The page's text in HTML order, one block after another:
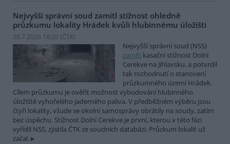
Nejvyšší správní soud zamítl stížnost ohledně
průzkumu lokality Hrádek kvůli hlubinnému úložišti
28.7.2026 18:20 (ČTK)
Nejvyšší správní soud (NSS)
zamítl kasační stížnost Dolní
Cerekve na Jihlavsku, a potvrdil
tak rozhodnutí o stanovení
průzkumného území Hrádek.
Cílem průzkumu je ověřit možnost vybudování hlubinného
úložiště vyhořelého jaderného paliva. V předběžném výběru jsou
čtyři lokality, všude se okolní samosprávy obrátily na soudy, zatím
bez úspěchu. Stížnost Dolní Cerekve je první, kterou v této fázi
vyřídil NSS, zjistila ČTK ze soudních databází. Průzkum lokalit už
začal.